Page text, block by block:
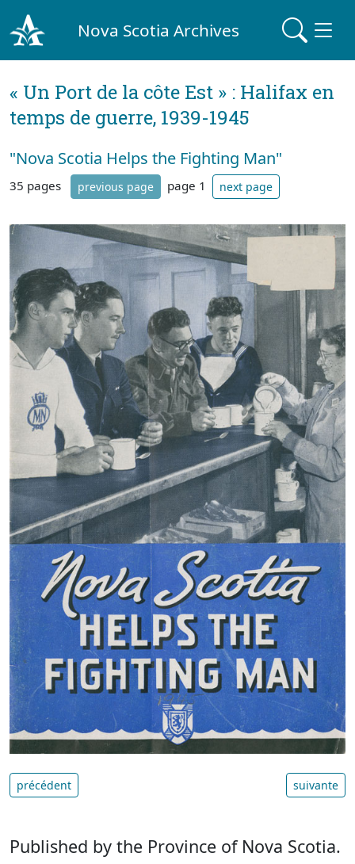
Nova Scotia Archives
« Un Port de la côte Est » : Halifax en
temps de guerre, 1939-1945
"Nova Scotia Helps the Fighting Man"
35 pages previous page page 1 next page
précédent suivante
Published by the Province of Nova Scotia.